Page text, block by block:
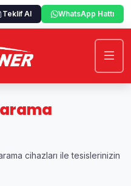
Teklif Al WhatsApp Hattı
ile tesislerinizin
Metal Tipi